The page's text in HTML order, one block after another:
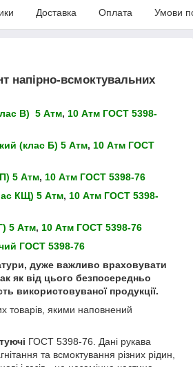
Доставка Оплата Умови
напірно-всмоктувальних
В) 5 Атм, 10 Атм ГОСТ 5398-
(клас Б) 5 Атм, 10 Атм ГОСТ
5 Атм, 10 Атм ГОСТ 5398-76
КЩ) 5 Атм, 10 Атм ГОСТ 5398-
5 Атм, 10 Атм ГОСТ 5398-76
ГОСТ 5398-76
дуже важливо враховувати
як від цього безпосередньо
використовуваної продукції.
товарів, якими наповнений
ГОСТ 5398-76. Дані рукава
та всмоктування різних рідин,